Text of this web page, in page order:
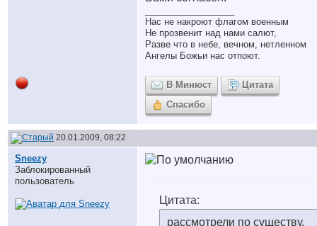
Нас не накроют флагом военным
Не прозвенит над нами салют,
Разве что в небе, вечном, нетленном
Ангелы Божьи нас отпоют.
В Минюст
Цитата
Спасибо
20.01.2009, 08:22
Sneezy
Заблокированный
пользователь
Цитата:
рассмотрели по существу,